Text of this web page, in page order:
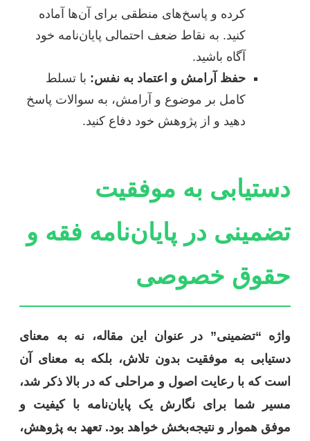
کرده و پاسخ‌های منطقی برای آن‌ها آماده
کنید. به نقاط ضعف احتمالی پایان‌نامه خود
آگاه باشید.
حفظ آرامش و اعتماد به نفس: با تسلط
کامل بر موضوع و آرامش، به سوالات پاسخ
دهید و از پژوهش خود دفاع کنید.
دستیابی به موفقیت
تضمینی در پایان‌نامه فقه و
حقوق خصوصی
واژه “تضمینی” در عنوان این مقاله، نه به معنای
دستیابی به موفقیت بدون تلاش، بلکه به معنای آن
است که با رعایت اصول و مراحلی که در بالا ذکر شد،
مسیر شما برای نگارش یک پایان‌نامه با کیفیت و
موفق هموار و نتیجه‌بخش خواهد بود. تعهد به پژوهش،